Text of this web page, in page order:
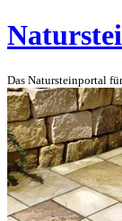
Das Natursteinportal